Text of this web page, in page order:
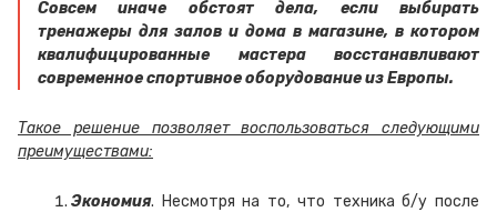
Совсем иначе обстоят дела, если выбирать
тренажеры для залов и дома в магазине, в котором
квалифицированные мастера восстанавливают
современное спортивное оборудование из Европы.
Такое решение позволяет воспользоваться следующими
преимуществами:
Экономия. Несмотря на то, что техника б/у после